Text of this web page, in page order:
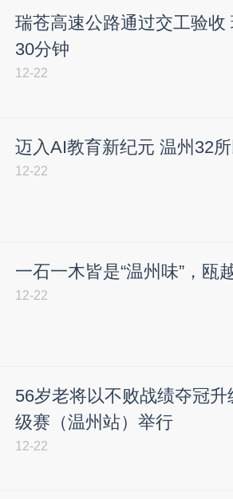
瑞苍高速公路通过交工验
30分钟
12-22
迈入AI教育新纪元 温州32
12-22
一石一木皆是“温州味”，瓯
12-22
56岁老将以不败战绩夺冠
级赛（温州站）举行
12-22